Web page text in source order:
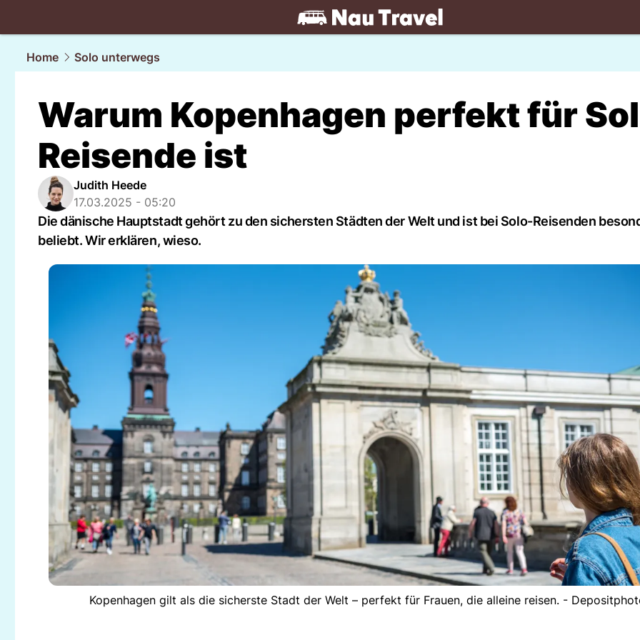
travel.NAU.ch
Home
Solo unterwegs
Warum Kopenhagen perfekt für
Reisende ist
Judith Heede
17.03.2025 - 05:20
Die dänische Hauptstadt gehört zu den sichersten Städten der Welt und ist bei Solo-Reisenden
beliebt. Wir erklären, wieso.
Kopenhagen gilt als die sicherste Stadt der Welt – perfekt für Frauen, die alleine reisen. -